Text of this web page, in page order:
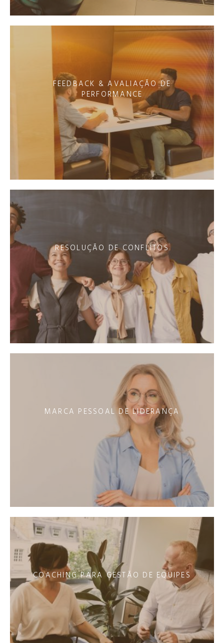
FEEDBACK & AVALIAÇÃO DE
PERFORMANCE
RESOLUÇÃO DE CONFLITOS
MARCA PESSOAL DE LIDERANÇA
COACHING PARA GESTÃO DE EQUIPES